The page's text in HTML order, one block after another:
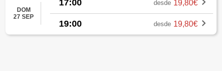
DOM
27 SEP
17:00 desde 19,80€
19:00 desde 19,80€